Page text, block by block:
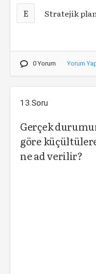
E Stratejik
0 Yorum Yorum
13.Soru
Gerçek
göre
ne ad verilir?